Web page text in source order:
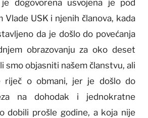
dogovorena usvojena je pod
USK i njenih članova, kada
da je došlo do povećanja
obrazovanju za oko deset
smo objasniti našem članstvu, ali
riječ o obmani, jer je došlo do
na dohodak i jednokratne
dobili prošle godine, a koja nije